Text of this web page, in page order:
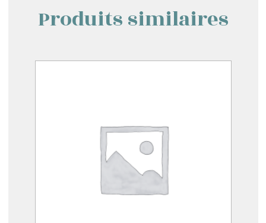
Produits similaires